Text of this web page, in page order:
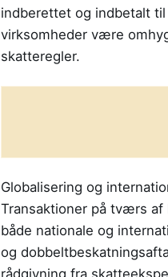
indberettet og indbetalt
virksomheder være
skatteregler.
Globalisering og
Transaktioner på tværs
både nationale og
og
rådgivning fra